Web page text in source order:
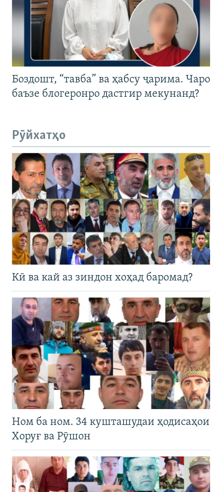
Боздошт, “тавба” ва ҳабсу ҷарима. Чаро
баъзе блогеронро дастгир мекунанд?
Рӯйхатҳо
Кӣ ва кай аз зиндон хоҳад баромад?
Ном ба ном. 34 кушташудаи ҳодисаҳои
Хоруғ ва Рӯшон